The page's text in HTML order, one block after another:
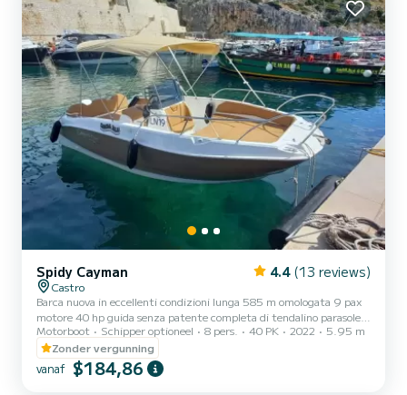
Spidy Cayman 4.4 (13 reviews)
Castro
Barca nuova in eccellenti condizioni lunga 585 m omologata 9 pax
motore 40 hp guida senza patente completa di tendalino parasole,
cuscineria, scaletta. Il costo del carburante è escluso. Ricordati di
portare con te €60 in contanti come cauzione per il carburante. Ti
verranno restituiti al rientro in base ai litri consumati.
Motorboot Schipper optioneel 8 pers. 40 PK 2022
5.95 m
Zonder vergunning
vanaf $184,86